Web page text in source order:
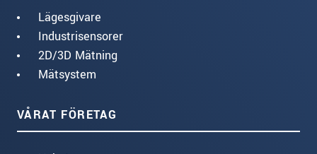
Lägesgivare
Industrisensorer
2D/3D Mätning
Mätsystem
VÅRAT FÖRETAG